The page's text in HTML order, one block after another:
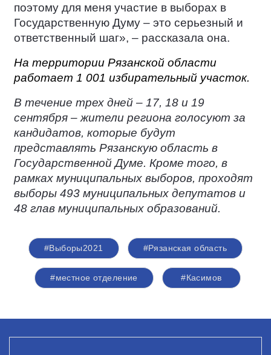
поэтому для меня участие в выборах в
Государственную Думу – это серьезный и
ответственный шаг», – рассказала она.
На территории Рязанской области
работает 1 001 избирательный участок.
В течение трех дней – 17, 18 и 19
сентября – жители региона голосуют за
кандидатов, которые будут
представлять Рязанскую область в
Государственной Думе. Кроме того, в
рамках муниципальных выборов, проходят
выборы 493 муниципальных депутатов и
48 глав муниципальных образований.
#Выборы2021 #Рязанская область
#местное отделение #Касимов